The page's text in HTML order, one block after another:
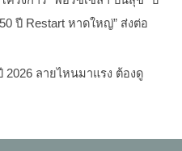
ปี Restart หาดใหญ่” ส่งต่อ
2026 ลายไหนมาแรง ต้องดู